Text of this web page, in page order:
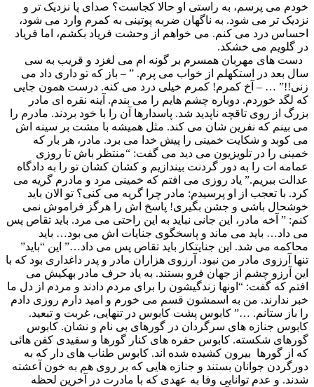
خودم می پرسم، به راستی او حالا کجاست؟ صدای پا نزدیک تر و
نزدیک تر می شود. به ناگهان ضربه پوتینی به کمرم وارد می شود،
احساس درد می کنم. می خواهم از وحشت فریاد بکشم، اما فریاد
در گلویم می خشکد.
دست های مهربان همسرم بر گونه ام می لغزد و قریب به سی
سال بعد در استکهلم از خواب می پرم. ” – باز که تو داری داد می
زنی!!” … – آخ کمرم! کمرم خیلی درد می کنه. درست همون جایی
که لگد خوردم. دوباره چشم هایم را می بندم. آینه نقره ای مادر
بزرگ از روی تاقچه ناپدید شد. پاسدارها آن را با خود بردند. مادرم را
می بینم که نفرین شان می کند. مثل همیشه با مشت بر سینه اش
می کوبد و شکایت خمینی را پیش خدا می برد. مادر، هر بار که
خمینی را در تلویزیون می دید می گفت: “منتظر باش تا روزی
عمامه ات را به دور گردنت بیندازیم و کشان کشان تو را به دادگاه
عدالت ببریم.” یاد روزی می افتم که خمینی مرد و مادرم گریه می
کرد. با تعجب از او پرسیدم: مادر چرا گریه می کنی؟ تو الان باید
خوشحال باشی و جشن بگیری! پاسخ اش را هرگز فراموش نمی
کنم: ” آخه مادر، این جانی نباید به این راحتی می مرد. باید تقاص پس
می داد… باید می ماند و پاسخگوی جنایات اش می بود… باید
محاکمه می شد. این جنایتکار باید تقاص پس می داد…” این “باید”
تنها آرزوی مادر من نبود. آرزوی هزاران مادر و پدر داغداری بود که با
این آرزو چشم از جهان فرو بستند. به یاد حرف مادر بهکیش می
افتم که گفت: “اونها زندگیشون را برای مردم دادند و مردم از دل ما
خبر ندارند. من به اسمشون قسم می خورم و امید دارم روزی دادم
را باز ستانم. …” کابوس پشت کابوس در تنهایی، غربت و تبعید.
کابوس جنازه های سرگردان در گورهای بی نام و نشان. کابوس
گورهای شکسته. کابوس حفره های کنار گورها و سفیدی کفن هائی
که از گورها بیرون کشیده شده اند. کابوس طناب های دار که به
دورگردن جوانان بستند و جنازه هایی که بر روی هم به خون آعشته
شدند. و عدم توانایی وفا به عهدی که با مادرت در آخرین لحظه